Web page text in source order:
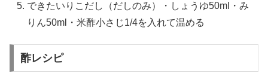
できたいりこだし（だしのみ）・しょうゆ50ml・み
りん50ml・米酢小さじ1/4を入れて温める
酢レシピ